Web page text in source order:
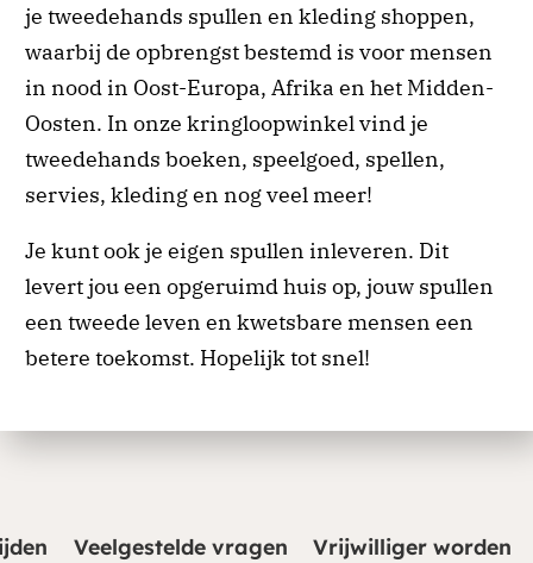
je tweedehands spullen en kleding shoppen,
waarbij de opbrengst bestemd is voor mensen
in nood in Oost-Europa, Afrika en het Midden-
Oosten. In onze kringloopwinkel vind je
tweedehands boeken, speelgoed, spellen,
servies, kleding en nog veel meer!
Je kunt ook je eigen spullen inleveren. Dit
levert jou een opgeruimd huis op, jouw spullen
een tweede leven en kwetsbare mensen een
betere toekomst. Hopelijk tot snel!
Veelgestelde vragen Vrijwilliger worden